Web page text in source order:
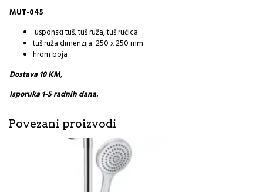
MUT-045
usponski tuš, tuš ruža, tuš ručica
tuš ruža dimenzija: 250 x 250 mm
hrom boja
Dostava 10 KM,
Isporuka 1-5 radnih dana.
Povezani proizvodi